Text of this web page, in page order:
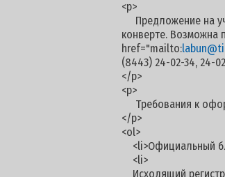
<p>
Предложение на
конверте. Возможна
href="mailto:
(8443) 24-02-34, 24-
</p>
<p>
Требования к
</p>
<ol>
<li>Официальный
<li>
Исходящий